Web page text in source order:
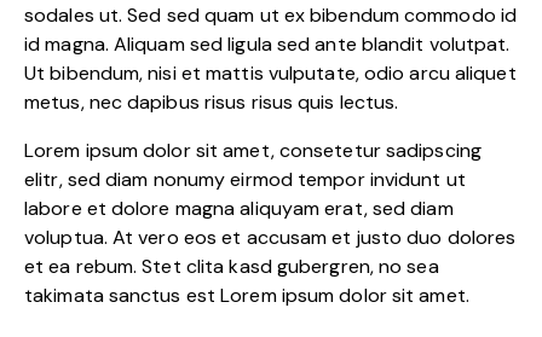
sodales ut. Sed sed quam ut ex bibendum commodo id
id magna. Aliquam sed ligula sed ante blandit volutpat.
Ut bibendum, nisi et mattis vulputate, odio arcu aliquet
metus, nec dapibus risus risus quis lectus.
Lorem ipsum dolor sit amet, consetetur sadipscing
elitr, sed diam nonumy eirmod tempor invidunt ut
labore et dolore magna aliquyam erat, sed diam
voluptua. At vero eos et accusam et justo duo dolores
et ea rebum. Stet clita kasd gubergren, no sea
takimata sanctus est Lorem ipsum dolor sit amet.